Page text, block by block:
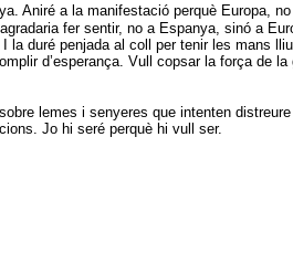
Aniré a la manifestació perquè Europa,
fer sentir, no a Espanya, sinó a
duré penjada al coll per tenir les mans
d’esperança. Vull copsar la força de
lemes i senyeres que intenten
Jo hi seré perquè hi vull ser.